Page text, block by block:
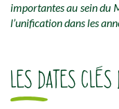
importantes au sein du
l’unification dans les
LES DATES